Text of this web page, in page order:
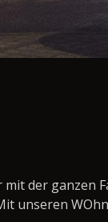
der ganzen
unseren